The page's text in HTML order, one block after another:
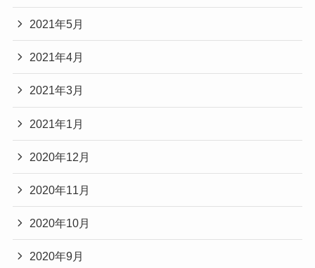
2021年5月
2021年4月
2021年3月
2021年1月
2020年12月
2020年11月
2020年10月
2020年9月